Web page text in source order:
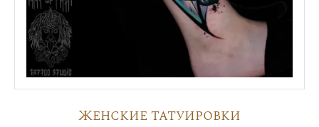
Женские татуировки